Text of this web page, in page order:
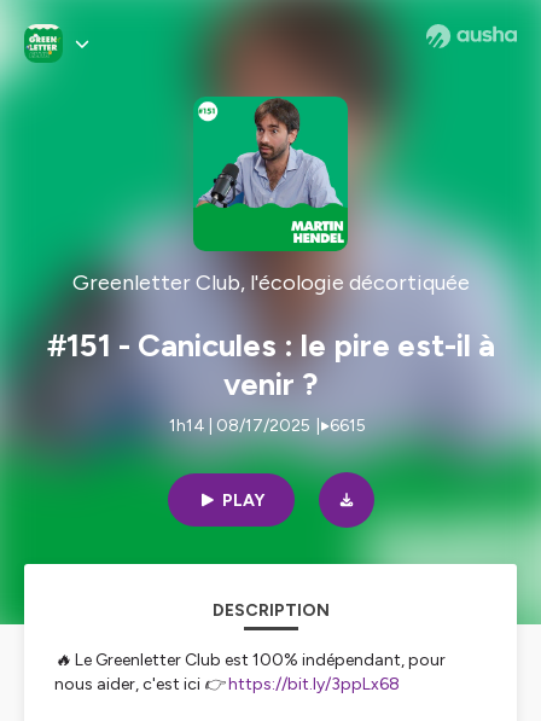
Greenletter Club, l'écologie décortiquée
#151 - Canicules : le pire est-il à
venir ?
1h14 | 08/17/2025 6615
PLAY
DESCRIPTION
🔥 Le Greenletter Club est 100% indépendant, pour
nous aider, c'est ici 👉https://bit.ly/3ppLx68